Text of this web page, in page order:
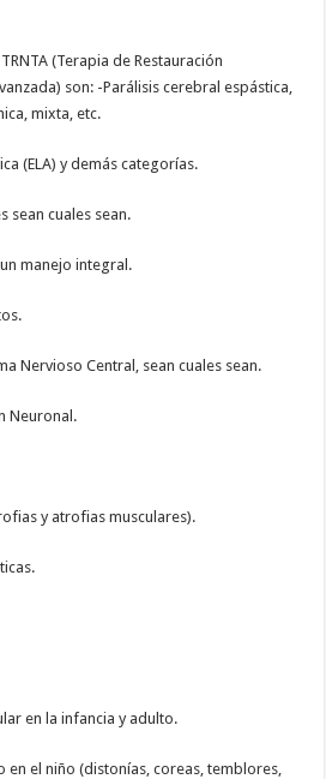
(Terapia de Restauración
son: -Parálisis cerebral espástica,
mixta, etc.
(ELA) y demás categorías.
sean cuales sean.
manejo integral.
Nervioso Central, sean cuales sean.
Neuronal.
y atrofias musculares).
en la infancia y adulto.
el niño (distonías, coreas, temblores,